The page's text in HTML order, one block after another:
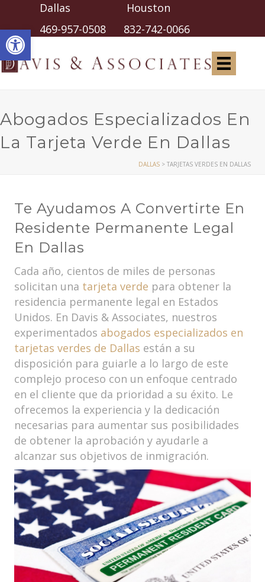
Abrir barra de herramientas
Dallas Houston
469-957-0508 832-742-0066
Abogados Especializados En
La Tarjeta Verde En Dallas
DALLAS > TARJETAS VERDES EN DALLAS
Te Ayudamos A Convertirte En
Residente Permanente Legal
En Dallas
Cada año, cientos de miles de personas
solicitan una tarjeta verde para obtener la
residencia permanente legal en Estados
Unidos. En Davis & Associates, nuestros
experimentados abogados especializados en
tarjetas verdes de Dallas están a su
disposición para guiarle a lo largo de este
complejo proceso con un enfoque centrado
en el cliente que da prioridad a su éxito. Le
ofrecemos la experiencia y la dedicación
necesarias para aumentar sus posibilidades
de obtener la aprobación y ayudarle a
alcanzar sus objetivos de inmigración.